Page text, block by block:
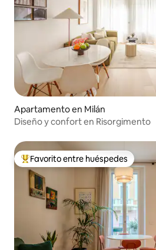
Apartamento en Milán
Diseño y confort en Risorgimento
Favorito entre huéspedes preferido
Favorito entre huéspedes